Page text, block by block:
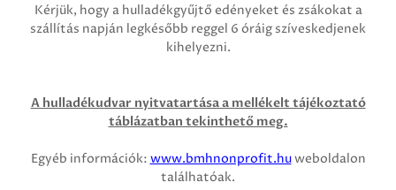
Kérjük, hogy a hulladékgyűjtő edényeket és zsákokat a
szállítás napján legkésőbb reggel 6 óráig szíveskedjenek
kihelyezni.
A hulladékudvar nyitvatartása a mellékelt tájékoztató
táblázatban tekinthető meg.
Egyéb információk: www.bmhnonprofit.huweboldalon
találhatóak.